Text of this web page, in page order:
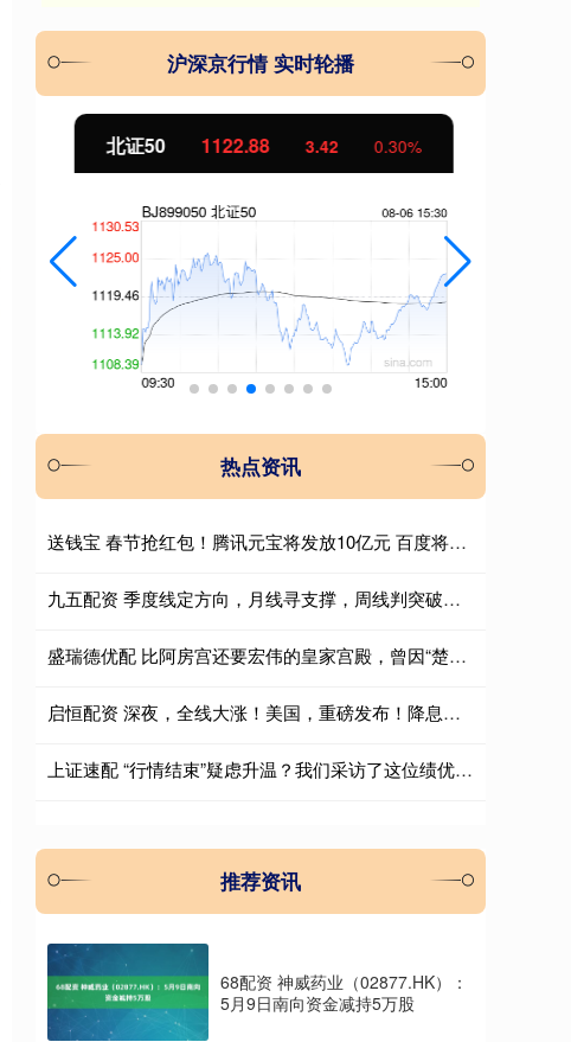
沪深京行情 实时轮播
北证50 1122.88 3.42 0.30%
热点资讯
送钱宝 春节抢红包！腾讯元宝将发放10亿元 百度将发放5亿元
九五配资 季度线定方向，月线寻支撑，周线判突破：三层滤网捕捉主升浪
盛瑞德优配 比阿房宫还要宏伟的皇家宫殿，曾因“楚王好细腰”而闻名于世
启恒配资 深夜，全线大涨！美国，重磅发布！降息大消息
上证速配 “行情结束”疑虑升温？我们采访了这位绩优基金经理
推荐资讯
68配资 神威药业（02877.HK）：
5月9日南向资金减持5万股